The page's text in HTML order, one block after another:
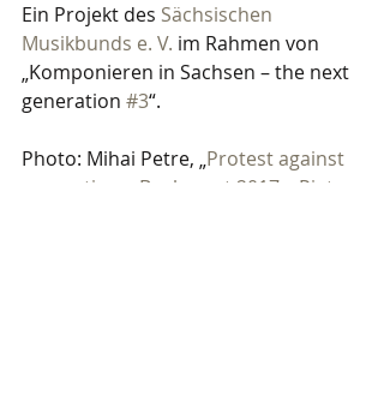
Ein Projekt des Sächsischen
Musikbunds e. V. im Rahmen von
„Komponieren in Sachsen – the next
generation #3“.
Photo: Mihai Petre, „Protest against
corruption – Bucharest 2017 – Piata